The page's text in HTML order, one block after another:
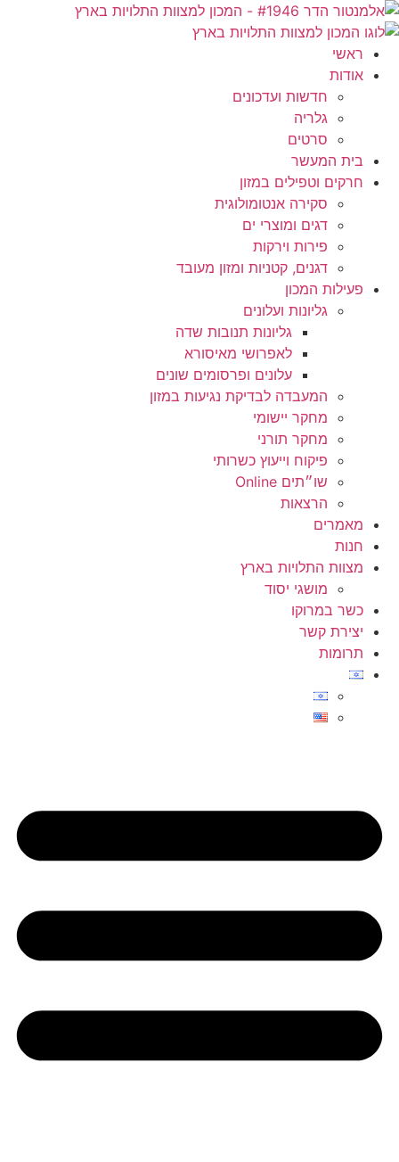
ראשי
אודות
חדשות ועדכונים
גלריה
סרטים
בית המעשר
חרקים וטפילים במזון
סקירה אנטומולוגית
דגים ומוצרי ים
פירות וירקות
דגנים, קטניות ומזון מעובד
פעילות המכון
גליונות ועלונים
גליונות תנובות שדה
לאפרושי מאיסורא
עלונים ופרסומים שונים
המעבדה לבדיקת נגיעות במזון
מחקר יישומי
מחקר תורני
פיקוח וייעוץ כשרותי
שו״תים Online
הרצאות
מאמרים
חנות
מצוות התלויות בארץ
מושגי יסוד
כשר במרוקו
יצירת קשר
תרומות